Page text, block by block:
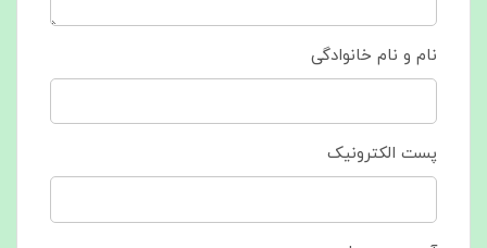
نام و نام خانوادگی
پست الکترونیک